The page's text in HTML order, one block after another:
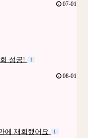
07-01
성공! 1
08-01
에 재회했어요 1